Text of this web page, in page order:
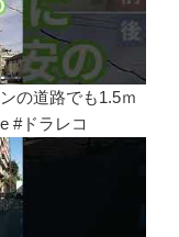
の道路でも1.5ｍ
#ドラレコ